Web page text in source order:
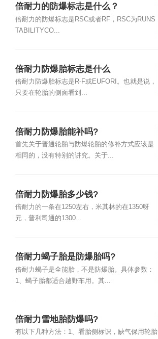
倍耐力的防爆标志是什么？
倍耐力的防爆标志是RSC或者RF，RSC为RUNS
TABILITYCO...
倍耐力防爆胎标志是什么
倍耐力防爆胎标志是R-F或EUFORI。也就是说，
只要在轮胎的侧面看到...
倍耐力防爆胎能补吗?
首先关于普通轮胎与防爆轮胎的修补方式应该是
相同的，没有特别的讲究。关于...
倍耐力防爆胎多少钱?
倍耐力的一条在1250左右，米其林的在1350呀
元，普利司通的1300...
倍耐力蝎子胎是防爆胎吗?
倍耐力蝎子是全能胎，不是防爆胎。具体参数：
1、蝎子胎都适合越野车用。其...
倍耐力雪地胎防爆吗?
有以下几种方法：1、看胎侧标识，缺气保用轮胎